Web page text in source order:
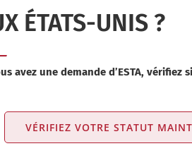
ÉTATS-UNIS ?
avez une demande d’ESTA,
VÉRIFIEZ VOTRE STATUT